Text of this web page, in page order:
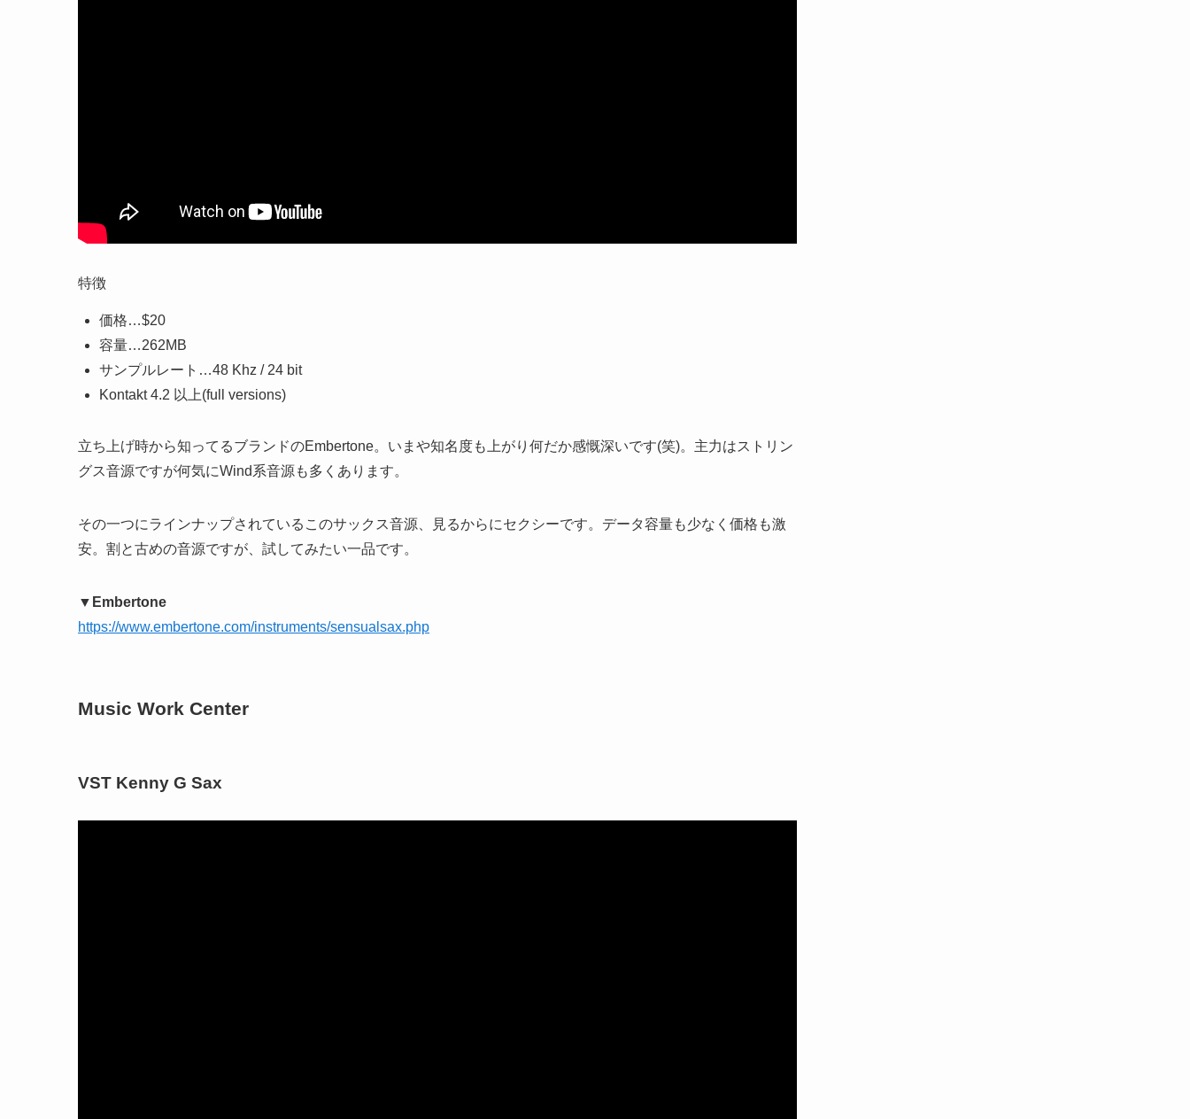
特徴
価格…$20
容量…262MB
サンプルレート…48 Khz / 24 bit
Kontakt 4.2 以上(full versions)
立ち上げ時から知ってるブランドのEmbertone。いまや知名度も上がり何だか感慨深いです(笑)。主力はストリン
グス音源ですが何気にWind系音源も多くあります。
その一つにラインナップされているこのサックス音源、見るからにセクシーです。データ容量も少なく価格も激
安。割と古めの音源ですが、試してみたい一品です。
▼Embertone
https://www.embertone.com/instruments/sensualsax.php
Music Work Center
VST Kenny G Sax